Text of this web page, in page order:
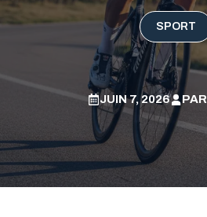
SPORT
JUIN 7, 2026 PAR